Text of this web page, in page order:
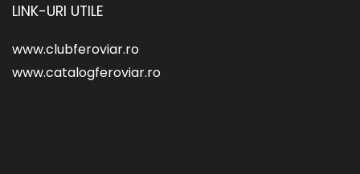
LINK-URI UTILE
www.clubferoviar.ro
www.catalogferoviar.ro